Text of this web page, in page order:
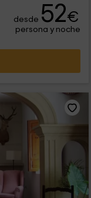
desde 52€
persona y noche